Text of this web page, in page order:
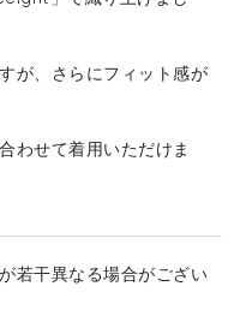
が、さらにフィット感が
わせて着用いただけま
若干異なる場合がござい